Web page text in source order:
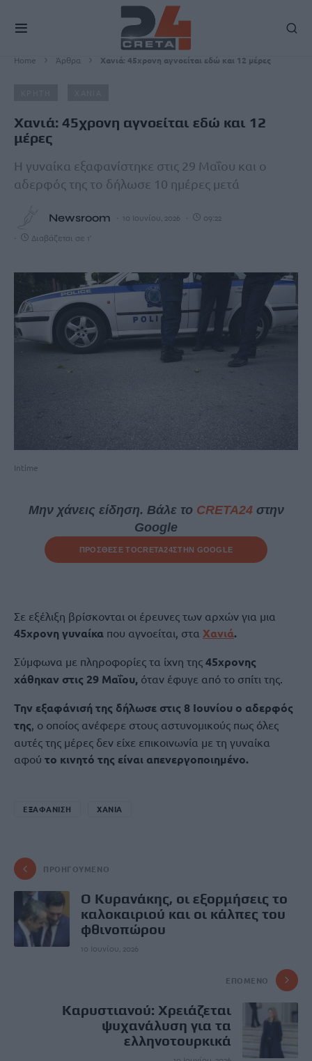
Home Άρθρα Χανιά: 45χρονη αγνοείται εδώ και 12 μέρες
Χανιά: 45χρονη αγνοείται εδώ και 12
μέρες
Η γυναίκα εξαφανίστηκε στις 29 Μαΐου και ο
αδερφός της το δήλωσε 10 ημέρες μετά
Newsroom 10 Ιουνίου, 2026 09:22
Διαβάζεται σε 1'
Intime
Μην χάνεις είδηση. Βάλε το CRETA24στην
Google
ΠΡΟΣΘΕΣΕ ΤΟCRETA24ΣΤΗΝ GOOGLE
Σε εξέλιξη βρίσκονται οι έρευνες των αρχών για μια
45χρονη γυναίκα που αγνοείται, στα Χανιά.
Σύμφωνα με πληροφορίες τα ίχνη της 45χρονης
χάθηκαν στις 29 Μαΐου, όταν έφυγε από το σπίτι της.
Την εξαφάνισή της δήλωσε στις 8 Iουνίου ο αδερφός
της, ο οποίος ανέφερε στους αστυνομικούς πως όλες
αυτές της μέρες δεν είχε επικοινωνία με τη γυναίκα
αφού το κινητό της είναι απενεργοποιημένο.
ΕΞΑΦΑΝΙΣΗ ΧΑΝΙΑ
ΠΡΟΗΓΟΎΜΕΝΟ
Ο Κυρανάκης, οι εξορμήσεις το
καλοκαιριού και οι κάλπες του
φθινοπώρου
10 Ιουνίου, 2026
ΕΠΌΜΕΝΟ
Καρυστιανού: Χρειάζεται
ψυχανάλυση για τα
ελληνοτουρκικά